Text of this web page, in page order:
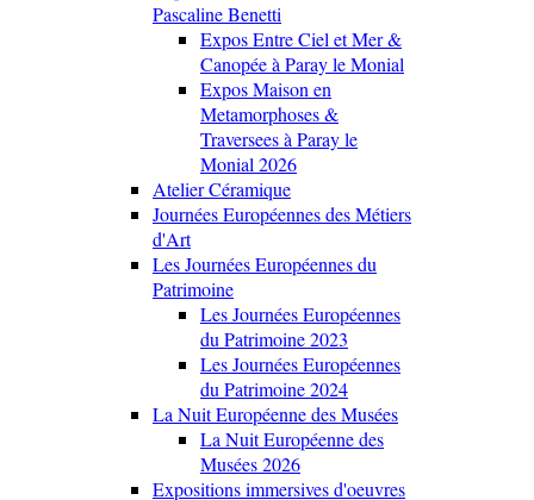
Pascaline Benetti
Expos Entre Ciel et Mer &
Canopée à Paray le Monial
Expos Maison en
Metamorphoses &
Traversees à Paray le
Monial 2026
Atelier Céramique
Journées Européennes des Métiers
d'Art
Les Journées Européennes du
Patrimoine
Les Journées Européennes
du Patrimoine 2023
Les Journées Européennes
du Patrimoine 2024
La Nuit Européenne des Musées
La Nuit Européenne des
Musées 2026
Expositions immersives d'oeuvres